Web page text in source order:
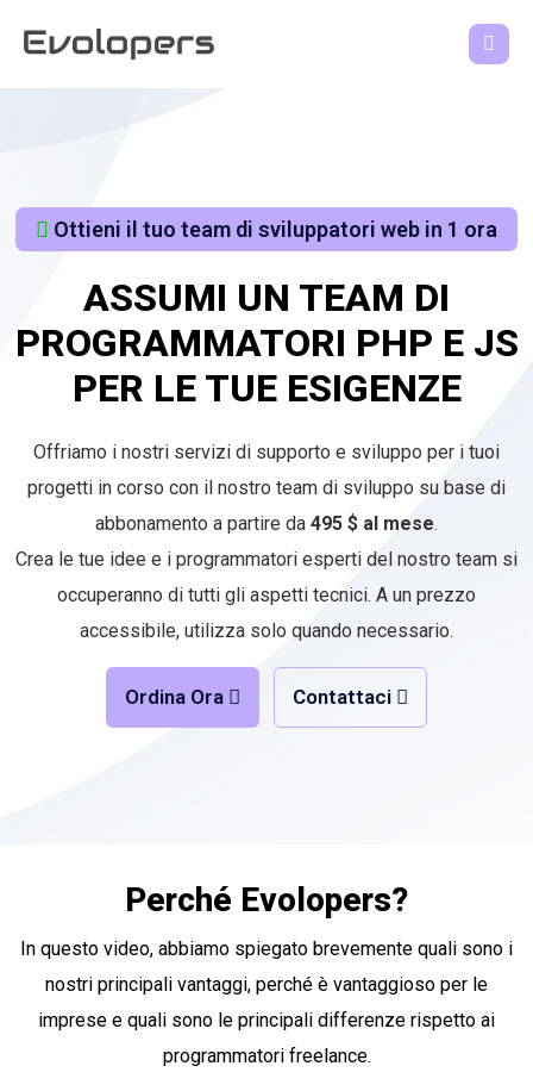
Ottieni il tuo team di sviluppatori web in 1 ora
ASSUMI UN TEAM DI
PROGRAMMATORI PHP E JS
PER LE TUE ESIGENZE
Offriamo i nostri servizi di supporto e sviluppo per i tuoi
progetti in corso con il nostro team di sviluppo su base di
abbonamento a partire da 495 $ al mese.
Crea le tue idee e i programmatori esperti del nostro team si
occuperanno di tutti gli aspetti tecnici. A un prezzo
accessibile, utilizza solo quando necessario.
Ordina Ora Contattaci
Perché Evolopers?
In questo video, abbiamo spiegato brevemente quali sono i
nostri principali vantaggi, perché è vantaggioso per le
imprese e quali sono le principali differenze rispetto ai
programmatori freelance.